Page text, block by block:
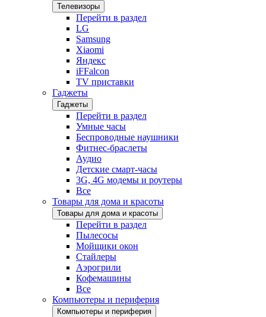
Телевизоры
Перейти в раздел
LG
Samsung
Xiaomi
Яндекс
iFFalcon
TV приставки
Гаджеты
Гаджеты
Перейти в раздел
Умные часы
Беспроводные наушники
Фитнес-браслеты
Аудио
Детские смарт-часы
3G, 4G модемы и роутеры
Все
Товары для дома и красоты
Товары для дома и красоты
Перейти в раздел
Пылесосы
Мойщики окон
Стайлеры
Аэрогрили
Кофемашины
Все
Компьютеры и периферия
Компьютеры и периферия